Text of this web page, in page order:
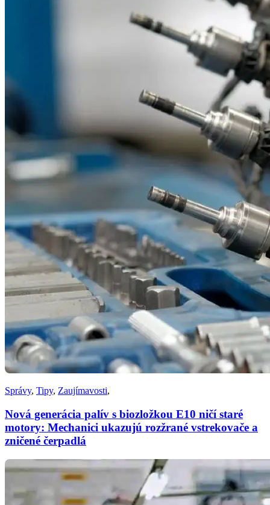
Správy, Tipy, Zaujímavosti,
Nová generácia palív s biozložkou E10 ničí staré
motory: Mechanici ukazujú rozžrané vstrekovače a
zničené čerpadlá